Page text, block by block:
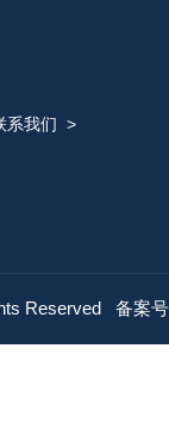
系我们 >
Reserved 备案